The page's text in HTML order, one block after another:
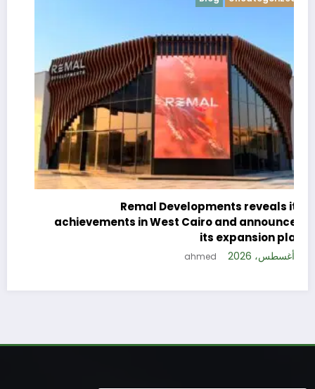
Remal Developments reveals its
achievements in West Cairo and announces
its expansion plan
5 أغسطس، 2026 ahmed